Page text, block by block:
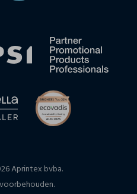
Aprintex bvba.